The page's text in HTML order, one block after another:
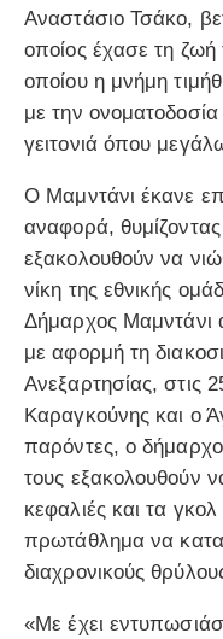
Αναστάσιο Τσάκο,
οποίος έχασε τη
οποίου η μνήμη
με την
γειτονιά όπου
Ο Μαμντάνι έκανε
αναφορά,
εξακολουθούν να
νίκη της εθνικής
Δήμαρχος Μαμντάνι
με αφορμή τη
Ανεξαρτησίας, στις
Καραγκούνης και ο
παρόντες, ο
τους εξακολουθούν
κεφαλιές και τα
πρωτάθλημα να
διαχρονικούς
«Με έχει